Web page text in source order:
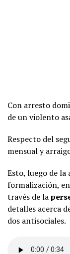
Con arresto
de un violento
Respecto del
mensual y
Esto, luego de
formalización,
través de la
detalles acerca
dos antisociales.